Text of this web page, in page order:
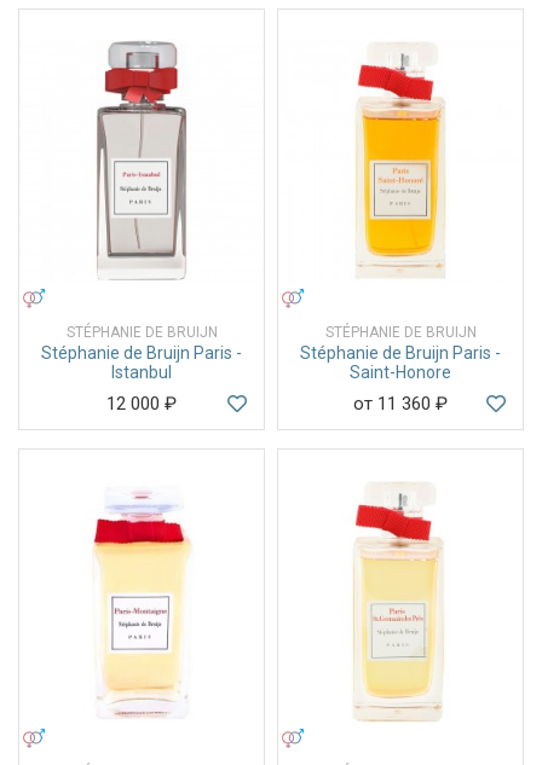
STÉPHANIE DE BRUIJN
Stéphanie de Bruijn Paris -
Istanbul
12 000 ₽
STÉPHANIE DE BRUIJN
Stéphanie de Bruijn Paris -
Saint-Honore
от 11 360 ₽